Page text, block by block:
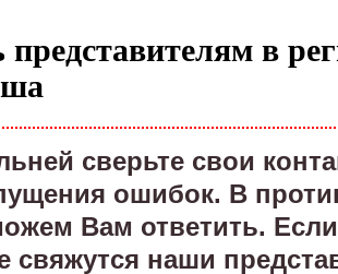
в
сверьте свои
ошибок. В
Вам ответить.
свяжутся наши